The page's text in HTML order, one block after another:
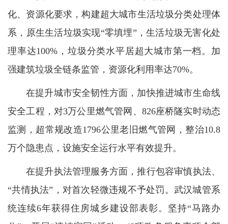
化、资源化要求，构建超大城市生活垃圾分类处理体
系，原生生活垃圾实现“零填埋”，生活垃圾无害化处
理率达100%，垃圾分类水平居超大城市第一档。加
强建筑垃圾全链条监管，资源化利用率达70%。
在提升城市安全韧性方面，加快推进城市生命线
安全工程，对3万公里燃气管网、826座桥隧实时动态
监测，超常规改造1796公里老旧燃气管网，整治10.8
万个隐患点，设施安全运行水平有效提升。
在提升执法管理服务方面，推行包容审慎执法、
“共情执法”，对首次轻微违规不予处罚。武汉城管系
统连续6年获得住房城乡建设部表彰。坚持“马路办